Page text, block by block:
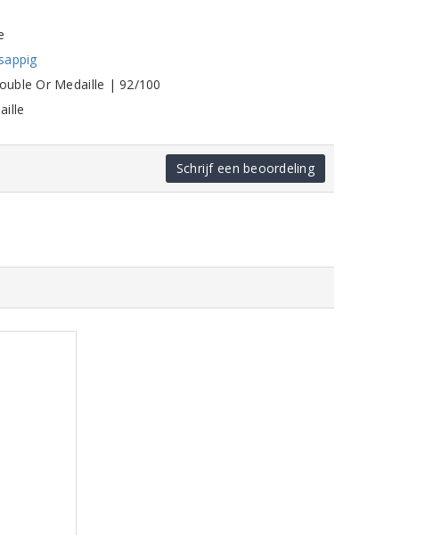
Or Medaille | 92/100
Schrijf een beoordeling